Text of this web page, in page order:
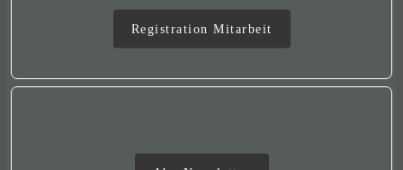
Registration Mitarbeit
Newsletter